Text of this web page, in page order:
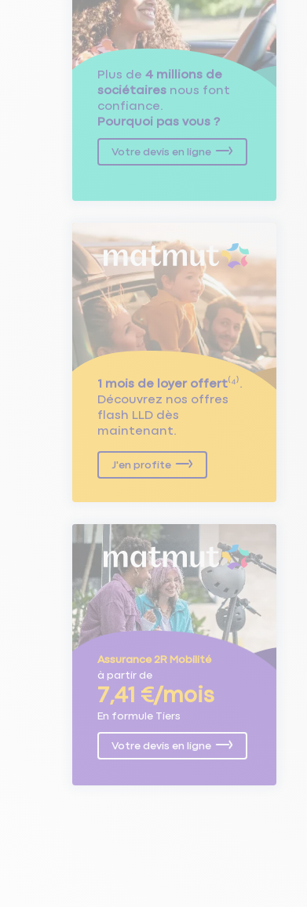
Plus de 4 millions de
sociétaires nous font
confiance.
Pourquoi pas vous ?
Votre devis en ligne
1 mois de loyer offert⁽⁴⁾.
Découvrez nos offres
flash LLD dès
maintenant.
J'en profite
Assurance 2R Mobilité
à partir de
7,41 €/mois
En formule Tiers
Votre devis en ligne